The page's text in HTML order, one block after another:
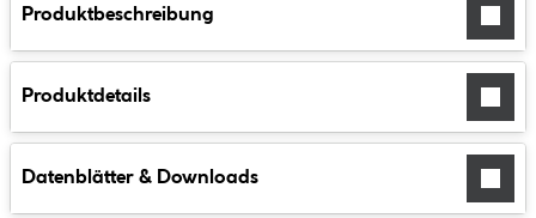
Produktbeschreibung
Produktdetails
Datenblätter & Downloads